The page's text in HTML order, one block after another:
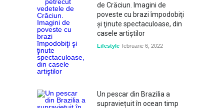
de Crăciun. Imagini de
poveste cu brazi împodobiţi
şi ţinute spectaculoase, din
casele artiştilor
Lifestyle februarie 6, 2022
Un pescar din Brazilia a
supraviețuit în ocean timp